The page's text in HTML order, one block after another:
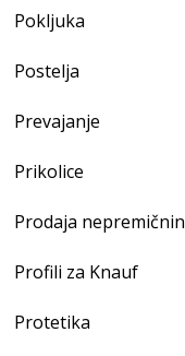
Pokljuka
Postelja
Prevajanje
Prikolice
Prodaja nepremičnin
Profili za Knauf
Protetika